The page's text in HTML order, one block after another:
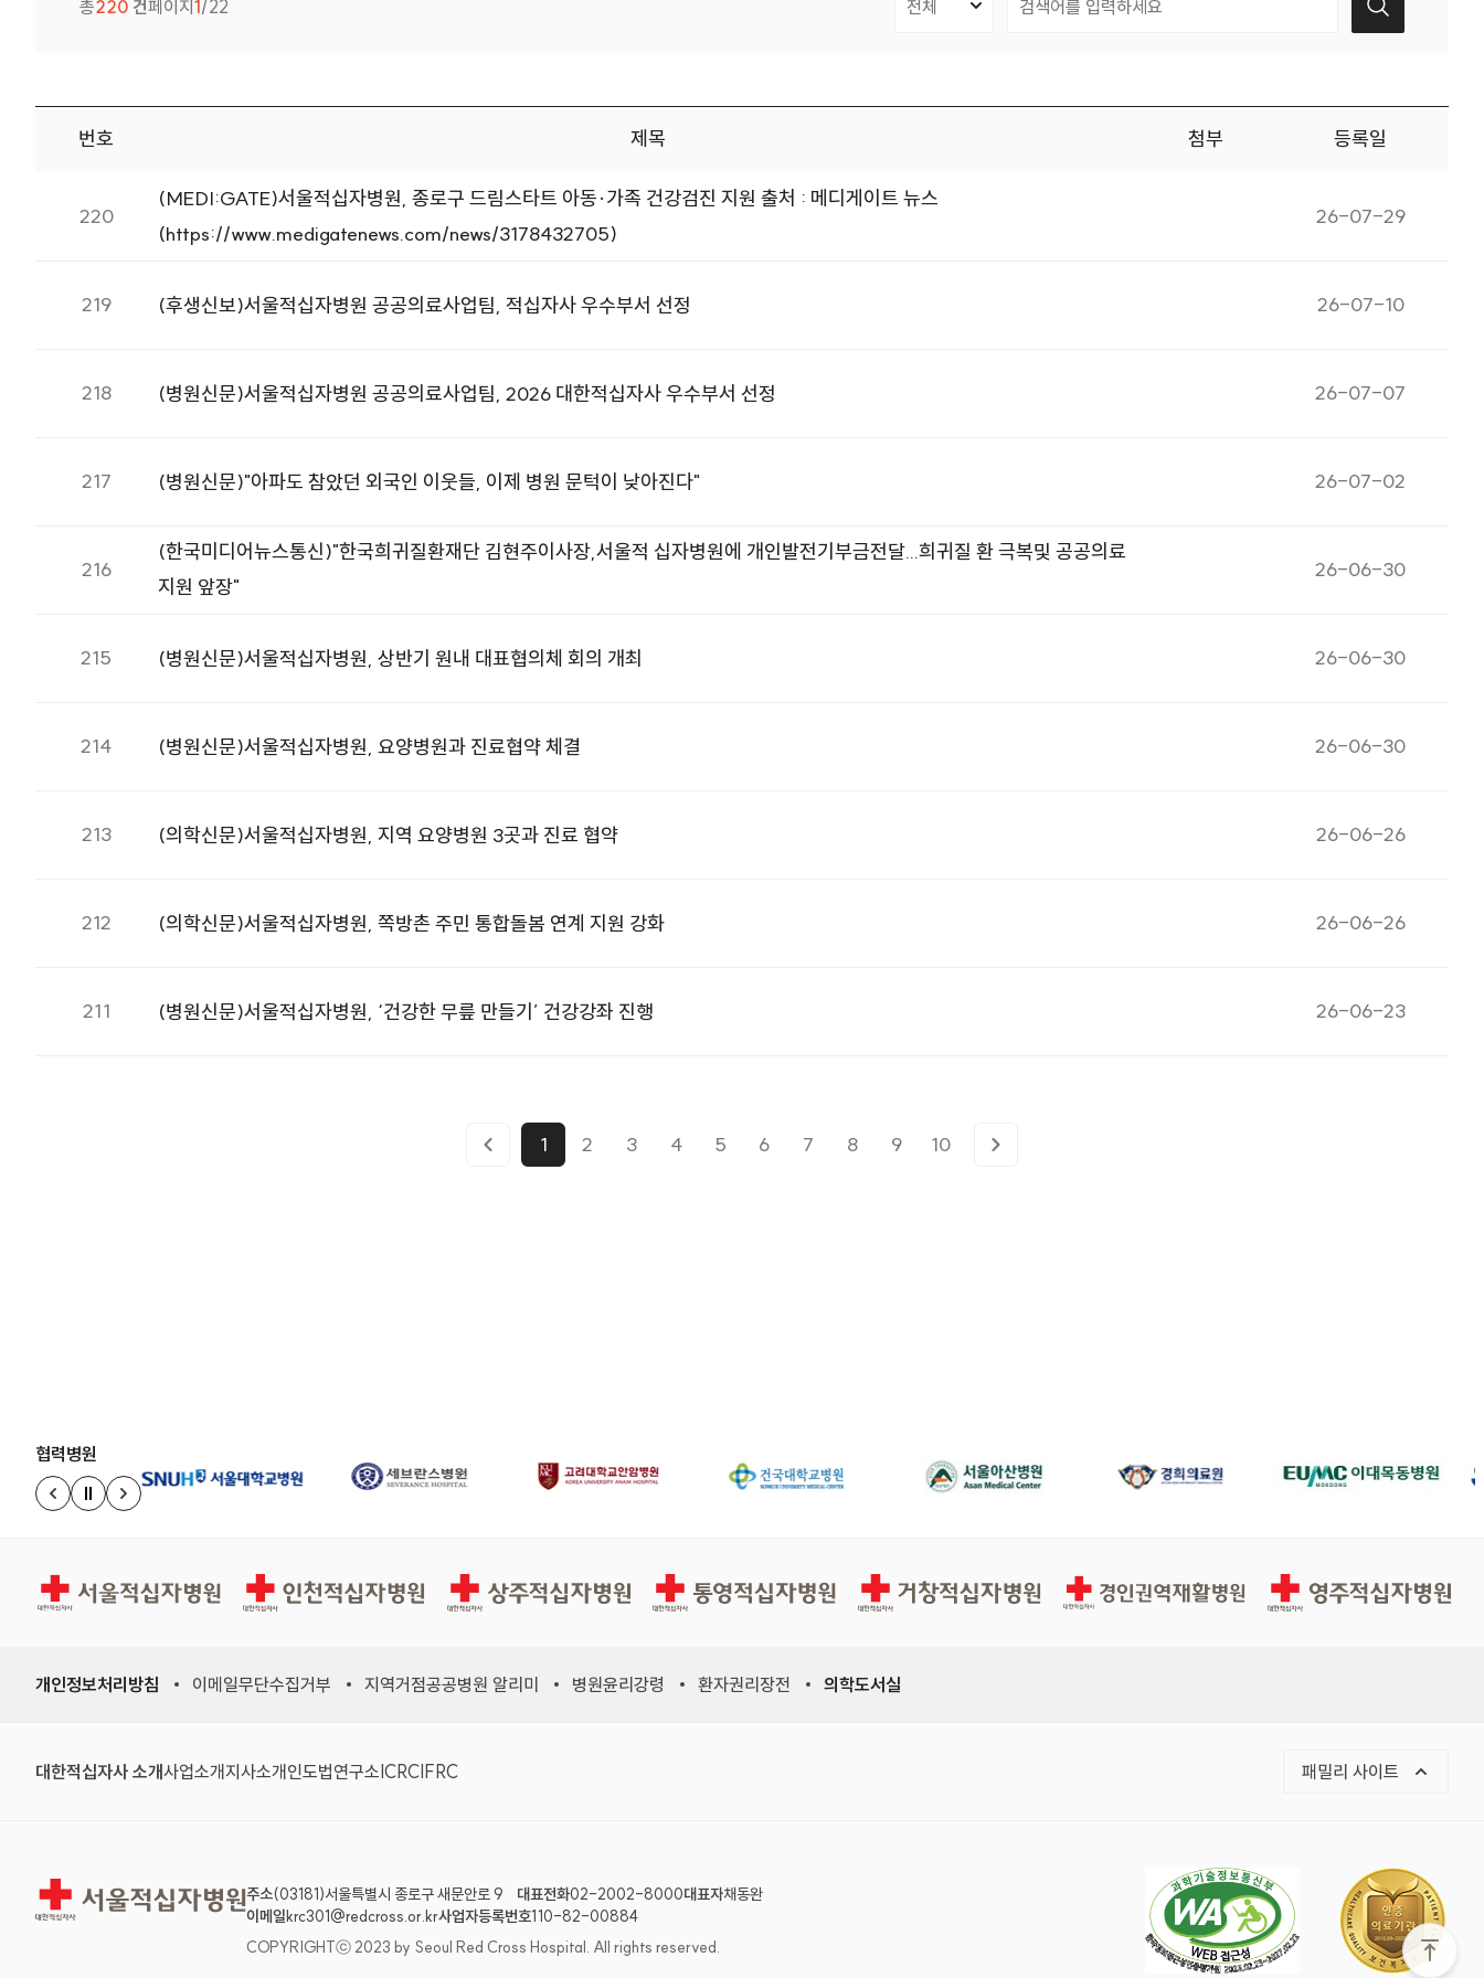
총220 건페이지 1/22
보도자료 번호, 제목, 첨부, 등록일 정보를 제공합니다.
번호 제목 첨부 등록일
220
(MEDI:GATE)서울적십자병원, 종로구 드림스타트 아동·가족 건강검진 지원 출처 : 메디게이트 뉴스
(https://www.medigatenews.com/news/3178432705)
게시일자
26-07-29
219 (후생신보)서울적십자병원 공공의료사업팀, 적십자사 우수부서 선정 게시일자
26-07-10
218 (병원신문)서울적십자병원 공공의료사업팀, 2026 대한적십자사 우수부서 선정 게시일자
26-07-07
217 (병원신문)"아파도 참았던 외국인 이웃들, 이제 병원 문턱이 낮아진다" 게시일자
26-07-02
216
(한국미디어뉴스통신)"한국희귀질환재단 김현주이사장,서울적 십자병원에 개인발전기부금전달...희귀질 환 극복및 공공의료
지원 앞장"
게시일자
26-06-30
215 (병원신문)서울적십자병원, 상반기 원내 대표협의체 회의 개최 게시일자
26-06-30
214 (병원신문)서울적십자병원, 요양병원과 진료협약 체결 게시일자
26-06-30
213 (의학신문)서울적십자병원, 지역 요양병원 3곳과 진료 협약 게시일자
26-06-26
212 (의학신문)서울적십자병원, 쪽방촌 주민 통합돌봄 연계 지원 강화 게시일자
26-06-26
211 (병원신문)서울적십자병원, ‘건강한 무릎 만들기’ 건강강좌 진행 게시일자
26-06-23
1 2 3 4 5 6 7 8 9 10
협력병원
이전 슬라이드
정지
다음 슬라이드
서울적십자병원 인천적십자병원 상주적십자병원 통영적십자병원 거창적십자병원 경인권역재활병원 영주적십자병원
개인정보처리방침 이메일무단수집거부 지역거점공공병원 알리미 병원윤리강령 환자권리장전 의학도서실
대한적십자사 소개(새 창)
사업소개(새 창)
지사소개 (새 창)
인도법연구소(새 창)
ICRC(국제적십자위원회, 새 창)
IFRC(국제적십자사연맹, 새 창) 패밀리 사이트 목록 열기
서울적십자병원 주소(03181)서울특별시 종로구 새문안로 9 대표전화02-2002-8000대표자채동완
이메일krc301@redcross.or.kr사업자등록번호110-82-00884
COPYRIGHTⓒ 2023 by Seoul Red Cross Hospital. All rights reserved.
화면 맨